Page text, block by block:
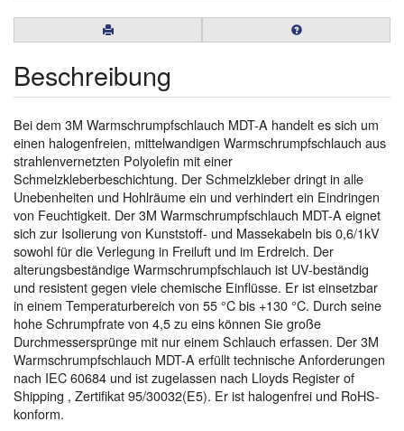
Beschreibung
Bei dem 3M Warmschrumpfschlauch MDT-A handelt es sich um
einen halogenfreien, mittelwandigen Warmschrumpfschlauch aus
strahlenvernetzten Polyolefin mit einer
Schmelzkleberbeschichtung. Der Schmelzkleber dringt in alle
Unebenheiten und Hohlräume ein und verhindert ein Eindringen
von Feuchtigkeit. Der 3M Warmschrumpfschlauch MDT-A eignet
sich zur Isolierung von Kunststoff- und Massekabeln bis 0,6/1kV
sowohl für die Verlegung in Freiluft und im Erdreich. Der
alterungsbeständige Warmschrumpfschlauch ist UV-beständig
und resistent gegen viele chemische Einflüsse. Er ist einsetzbar
in einem Temperaturbereich von 55 °C bis +130 °C. Durch seine
hohe Schrumpfrate von 4,5 zu eins können Sie große
Durchmessersprünge mit nur einem Schlauch erfassen. Der 3M
Warmschrumpfschlauch MDT-A erfüllt technische Anforderungen
nach IEC 60684 und ist zugelassen nach Lloyds Register of
Shipping , Zertifikat 95/30032(E5). Er ist halogenfrei und RoHS-
konform.